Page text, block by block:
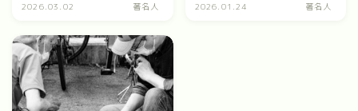
2026.03.02 著名人 2026.01.24 著名人